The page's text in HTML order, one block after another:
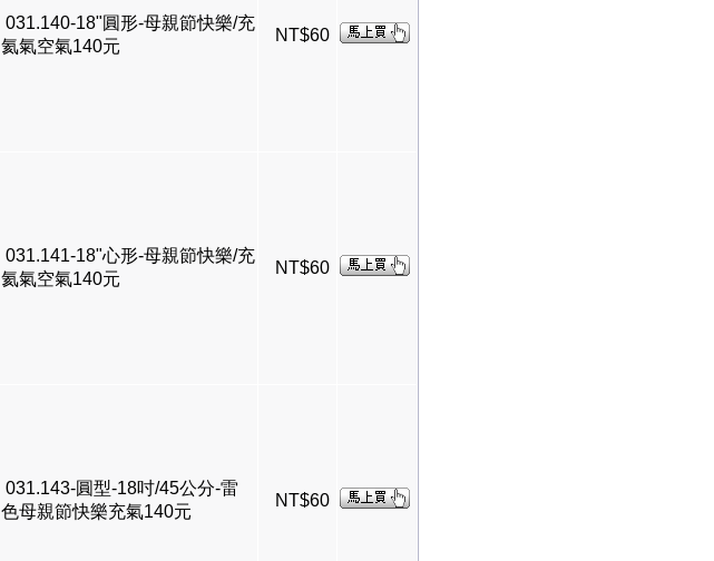
031.140-18"圓形-母親節快樂/充
氦氣空氣140元
NT$60
031.141-18"心形-母親節快樂/充
氦氣空氣140元
NT$60
031.143-圓型-18吋/45公分-雷
色母親節快樂充氣140元
NT$60